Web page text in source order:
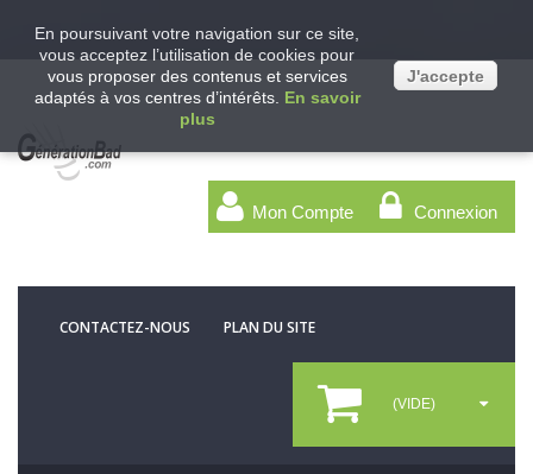
Connexion
Mon Compte
CONTACTEZ-NOUS PLAN DU SITE
(VIDE)
En poursuivant votre navigation sur ce site,
vous acceptez l’utilisation de cookies pour
vous proposer des contenus et services
adaptés à vos centres d’intérêts. En savoir
plus
J'accepte